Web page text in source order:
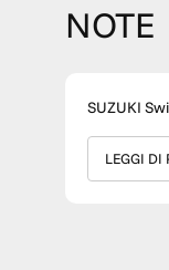
NOTE
SUZUKI
LEGGI DI